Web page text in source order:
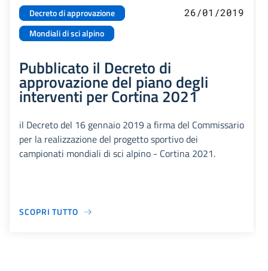
Decreto di approvazione
Mondiali di sci alpino
26/01/2019
Pubblicato il Decreto di
approvazione del piano degli
interventi per Cortina 2021
il Decreto del 16 gennaio 2019 a firma del Commissario
per la realizzazione del progetto sportivo dei
campionati mondiali di sci alpino - Cortina 2021.
SCOPRI TUTTO